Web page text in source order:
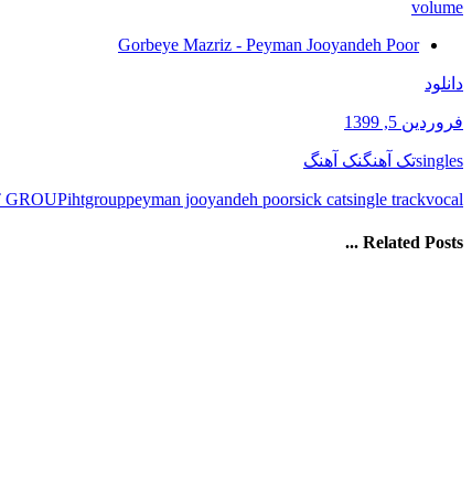
volume
Gorbeye Mazriz - Peyman Jooyandeh Poor
دانلود
فروردین 5, 1399
singlesتک آهنگنک آهنگ
GROUPihtgrouppeyman jooyandeh poorsick catsingle trackvocal
Related Posts ...